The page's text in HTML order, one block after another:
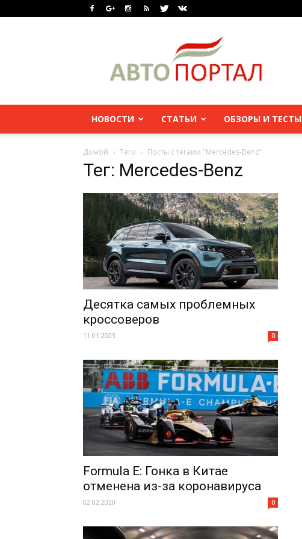
НОВОСТИ СТАТЬИ ОБЗОРЫ И ТЕСТЫ
Домой Теги Посты с тегами "Mercedes-Benz"
Тег: Mercedes-Benz
Десятка самых проблемных
кроссоверов
11.01.2023 0
Formula E: Гонка в Китае
отменена из-за коронавируса
02.02.2020 0